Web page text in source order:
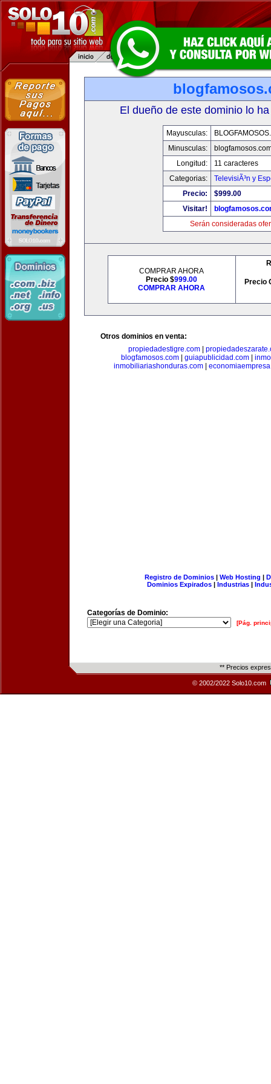
El dueño de este dominio lo
Mayusculas:
Minusculas:
Longitud:
11 caracteres
Categorias:
TelevisiÃ³n y
Precio:
$999.00
Visitar!
Serán consideradas
COMPRAR AHORA
Precio $999.00
COMPRAR AHORA
Precio
Otros dominios en venta:
propiedadestigre.com
blogfamosos.com
guiapublicidad.com
inmobiliariashonduras.com
Registro de Dominios| Web Hosting |
Dominios Expirados | Industrias |
Categorías de Dominio:
[Pág.
** Precios
© 2002/2022 Solo10.com